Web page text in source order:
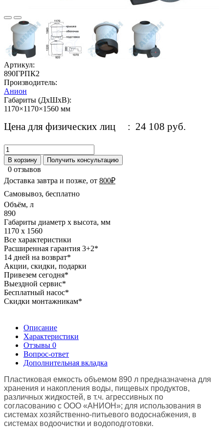
Артикул:
890ГРПК2
Производитель:
Анион
Габариты (ДхШхВ):
1170×1170×1560 мм
Цена для физических лиц : 24 108 руб.
В корзину Получить консультацию
0 отзывов
Доставка завтра и позже, от 800₽
Самовывоз, бесплатно
Объём, л
890
Габариты диаметр х высота, мм
1170 x 1560
Все характеристики
Расширенная гарантия 3+2*
14 дней на возврат*
Акции, скидки, подарки
Привезем сегодня*
Выездной сервис*
Бесплатный насос*
Скидки монтажникам*
Описание
Характеристики
Отзывы 0
Вопрос-ответ
Дополнительная вкладка
Пластиковая емкость объемом 890 л предназначена для
хранения и накопления воды, пищевых продуктов,
различных жидкостей, в т.ч. агрессивных по
согласованию с ООО «АНИОН»; для использования в
системах хозяйственно-питьевого водоснабжения, в
системах водоочистки и водоподготовки.